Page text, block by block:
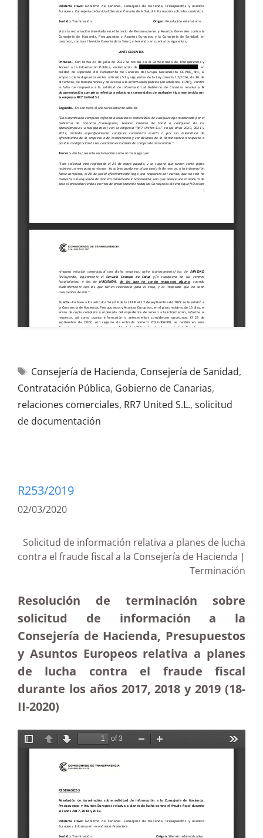
Consejería de Hacienda, Consejería de Sanidad,
Contratación Pública, Gobierno de Canarias,
relaciones comerciales, RR7 United S.L., solicitud
de documentación
R253/2019
02/03/2020
Solicitud de información relativa a planes de lucha
contra el fraude fiscal a la Consejería de Hacienda |
Terminación
Resolución de terminación sobre
solicitud de información a la
Consejería de Hacienda, Presupuestos
y Asuntos Europeos relativa a planes
de lucha contra el fraude fiscal
durante los años 2017, 2018 y 2019 (18-
II-2020)